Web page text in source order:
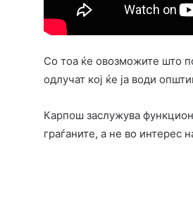
Со тоа ќе овозможите што
одлучат кој ќе ја води
Карпош заслужува
граѓаните, а не во интерес